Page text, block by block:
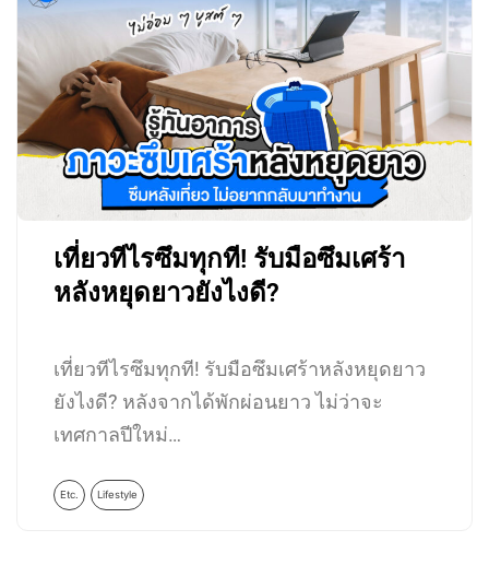
เที่ยวทีไรซึมทุกที! รับมือซึมเศร้า
หลังหยุดยาวยังไงดี?
เที่ยวทีไรซึมทุกที! รับมือซึมเศร้าหลังหยุดยาว
ยังไงดี? หลังจากได้พักผ่อนยาว ไม่ว่าจะ
เทศกาลปีใหม่…
Etc. Lifestyle